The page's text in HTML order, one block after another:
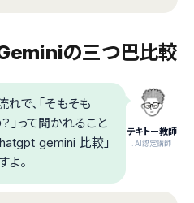
の三つ巴比較
テキトー教師
.AI認定講師
で、「そもそも
」って聞かれること
gemini 比較」
よ。